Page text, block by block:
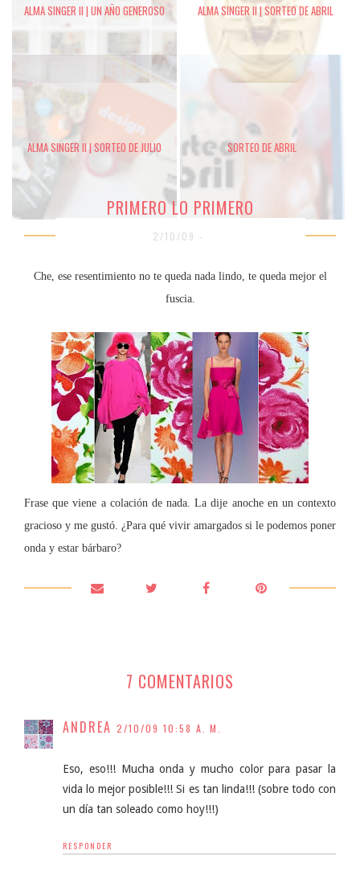
ALMA SINGER II | UN AÑO GENEROSO ALMA SINGER II | SORTEO DE ABRIL
ALMA SINGER II | SORTEO DE JULIO SORTEO DE ABRIL
PRIMERO LO PRIMERO
2/10/09 -
Che, ese resentimiento no te queda nada lindo, te queda mejor el
fuscia.
Frase que viene a colación de nada. La dije anoche en un contexto
gracioso y me gustó. ¿Para qué vivir amargados si le podemos poner
onda y estar bárbaro?
7 COMENTARIOS
ANDREA 2/10/09 10:58 A. M.
Eso, eso!!! Mucha onda y mucho color para pasar la
vida lo mejor posible!!! Si es tan linda!!! (sobre todo con
un día tan soleado como hoy!!!)
RESPONDER